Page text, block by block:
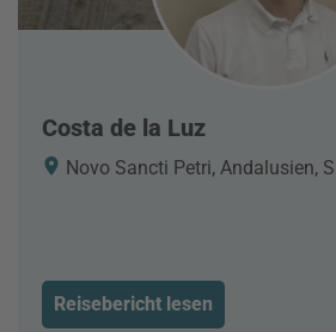
Costa de la Luz
Novo Sancti Petri, Andalusien,
Reisebericht lesen